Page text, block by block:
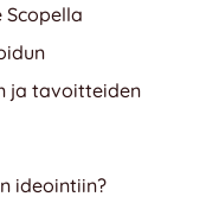
ja tavoitteiden
ideointiin?